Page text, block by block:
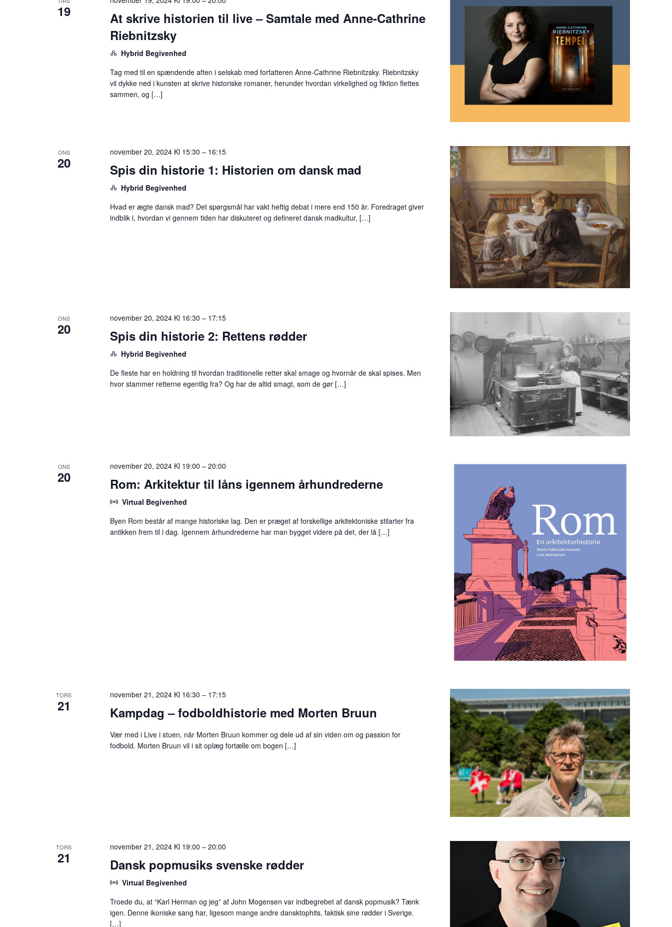
19
At skrive historien til live – Samtale med Anne-Cathrine
Riebnitzsky
Hybrid Begivenhed
Tag med til en spændende aften i selskab med forfatteren Anne-Cathrine Riebnitzsky. Riebnitzsky
vil dykke ned i kunsten at skrive historiske romaner, herunder hvordan virkelighed og fiktion flettes
sammen, og […]
ONS
20 Spis din historie 1: Historien om dansk mad
november 20, 2024 Kl 15:30 – 16:15
Hybrid Begivenhed
Hvad er ægte dansk mad? Det spørgsmål har vakt heftig debat i mere end 150 år. Foredraget giver
indblik i, hvordan vi gennem tiden har diskuteret og defineret dansk madkultur, […]
ONS
20 Spis din historie 2: Rettens rødder
november 20, 2024 Kl 16:30 – 17:15
Hybrid Begivenhed
De fleste har en holdning til hvordan traditionelle retter skal smage og hvornår de skal spises. Men
hvor stammer retterne egentlig fra? Og har de altid smagt, som de gør […]
ONS
20 Rom: Arkitektur til låns igennem århundrederne
november 20, 2024 Kl 19:00 – 20:00
Virtual Begivenhed
Byen Rom består af mange historiske lag. Den er præget af forskellige arkitektoniske stilarter fra
antikken frem til i dag. Igennem århundrederne har man bygget videre på det, der lå […]
TORS
21 Kampdag – fodboldhistorie med Morten Bruun
november 21, 2024 Kl 16:30 – 17:15
Vær med i Live i stuen, når Morten Bruun kommer og dele ud af sin viden om og passion for
fodbold. Morten Bruun vil i sit oplæg fortælle om bogen […]
TORS
21 Dansk popmusiks svenske rødder
november 21, 2024 Kl 19:00 – 20:00
Virtual Begivenhed
Troede du, at “Karl Herman og jeg” af John Mogensen var indbegrebet af dansk popmusik? Tænk
igen. Denne ikoniske sang har, ligesom mange andre dansktophits, faktisk sine rødder i Sverige.
[…]